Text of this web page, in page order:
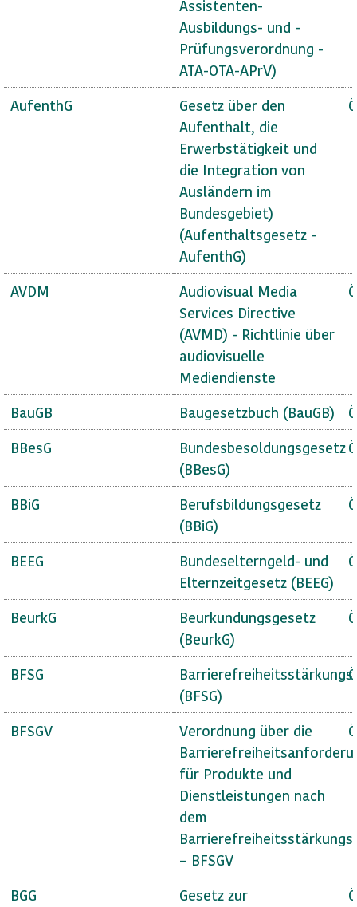
Assistenten-
Ausbildungs- und -
Prüfungsverordnung -
ATA-OTA-APrV)
AufenthG
Gesetz über den
Aufenthalt, die
Erwerbstätigkeit und
die Integration von
Ausländern im
Bundesgebiet)
(Aufenthaltsgesetz -
AufenthG)
AVDM
Audiovisual Media
Services Directive
(AVMD) - Richtlinie über
audiovisuelle
Mediendienste
BauGB Baugesetzbuch (BauGB)
BBesG
Bundesbesoldungsgesetz
(BBesG)
BBiG
Berufsbildungsgesetz
(BBiG)
BEEG
Bundeselterngeld- und
Elternzeitgesetz (BEEG)
BeurkG
Beurkundungsgesetz
(BeurkG)
BFSG
(BFSG)
BFSGV
Verordnung über die
für Produkte und
Dienstleistungen nach
dem
– BFSGV
BGG
Gesetz zur